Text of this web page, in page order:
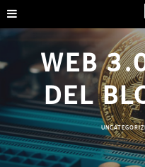
WEB
DEL